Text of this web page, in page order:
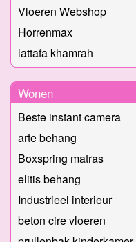
Vloeren Webshop
Horrenmax
lattafa khamrah
Wonen
Beste instant camera
arte behang
Boxspring matras
elitis behang
Industrieel interieur
beton cire vloeren